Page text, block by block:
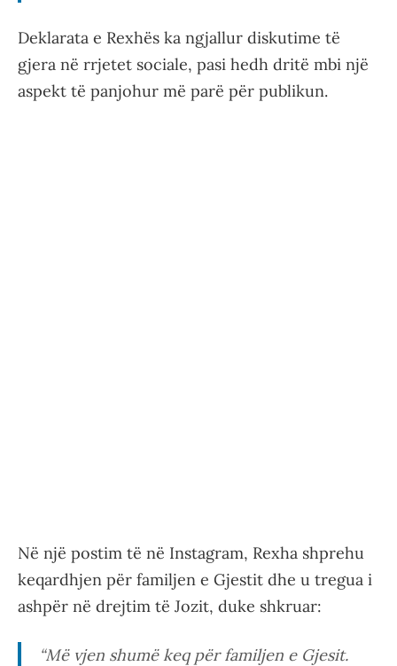
Deklarata e Rexhës ka ngjallur diskutime të
gjera në rrjetet sociale, pasi hedh dritë mbi një
aspekt të panjohur më parë për publikun.
Në një postim të në Instagram, Rexha shprehu
keqardhjen për familjen e Gjestit dhe u tregua i
ashpër në drejtim të Jozit, duke shkruar:
“Më vjen shumë keq për familjen e Gjesit.